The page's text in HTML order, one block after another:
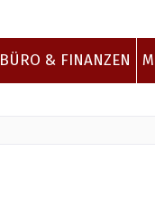
BÜRO & FINANZEN